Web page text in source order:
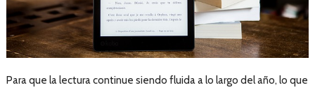
Para que la lectura continue siendo fluida a lo largo del año, lo que